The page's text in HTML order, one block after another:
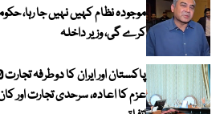
موجودہ نظام کہیں نہیں جا رہا،
کرے گی، وزیر داخلہ
عزم کا اعادہ، سرحدی تجارت اور